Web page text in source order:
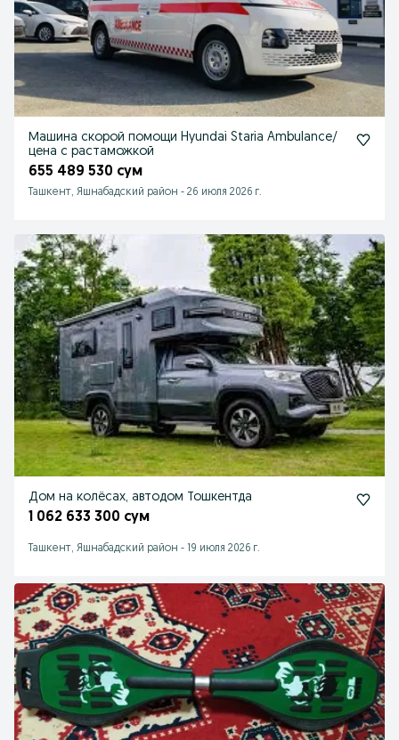
Машина скорой помощи Hyundai Staria Ambulance/
цена с растаможкой
655 489 530 сум
Ташкент, Яшнабадский район - 26 июля 2026 г.
Дом на колёсах, автодом Тошкентда
1 062 633 300 сум
Ташкент, Яшнабадский район - 19 июля 2026 г.